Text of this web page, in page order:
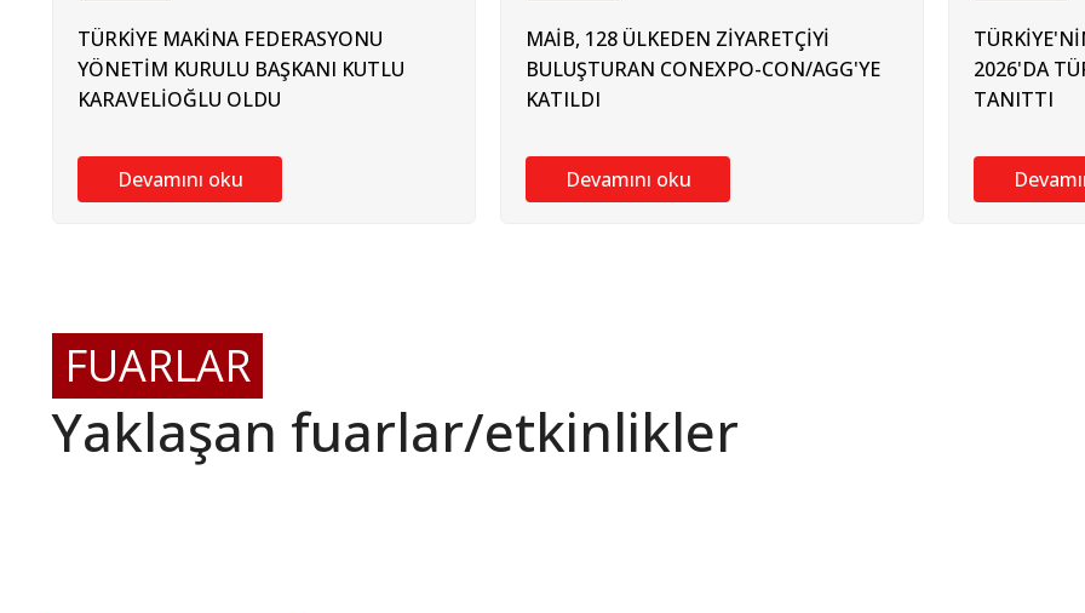
TÜRKİYE MAKİNA FEDERASYONU
YÖNETİM KURULU BAŞKANI KUTLU
KARAVELİOĞLU OLDU
Devamını oku
MAİB, 128 ÜLKEDEN ZİYARETÇİYİ
BULUŞTURAN CONEXPO-CON/AGG'YE
KATILDI
Devamını oku
2026'DA
TANITTI
FUARLAR
Yaklaşan fuarlar/etkinlikler